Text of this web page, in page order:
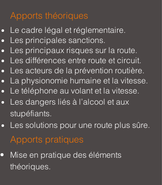
Apports théoriques
Le cadre légal et réglementaire.
Les principales sanctions.
Les principaux risques sur la route.
Les différences entre route et circuit.
Les acteurs de la prévention routière.
La physionomie humaine et la vitesse.
Le téléphone au volant et la vitesse.
Les dangers liés à l’alcool et aux
stupéfiants.
Les solutions pour une route plus sûre.
Apports pratiques
Mise en pratique des éléments
théoriques.